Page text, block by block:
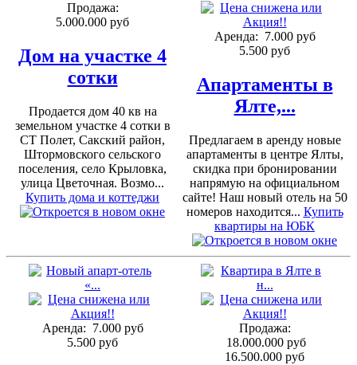
Продажа:
5.000.000 руб
Дом на участке 4
сотки
Продается дом 40 кв на
земельном участке 4 сотки в
СТ Полет, Сакский район,
Штормовского сельского
поселения, село Крыловка,
улица Цветочная. Возмо...
Купить дома и коттеджи
Аренда: 7.000 руб
5.500 руб
Апартаменты в
Ялте,...
Предлагаем в аренду новые
апартаменты в центре Ялты,
скидка при бронировании
напрямую на официальном
сайте! Наш новый отель на 50
номеров находится... Купить
квартиры на ЮБК
Аренда: 7.000 руб
5.500 руб
Продажа:
18.000.000 руб
16.500.000 руб